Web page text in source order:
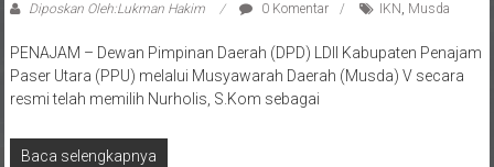
Diposkan Oleh:Lukman Hakim 0 Komentar IKN , Musda
PENAJAM – Dewan Pimpinan Daerah (DPD) LDII Kabupaten Penajam
Paser Utara (PPU) melalui Musyawarah Daerah (Musda) V secara
resmi telah memilih Nurholis, S.Kom sebagai
Baca selengkapnya